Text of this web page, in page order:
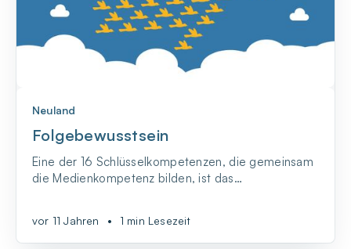
Neuland
Folgebewusstsein
Eine der 16 Schlüsselkompetenzen, die gemeinsam
die Medienkompetenz bilden, ist das
vor 11 Jahren • 1 min Lesezeit